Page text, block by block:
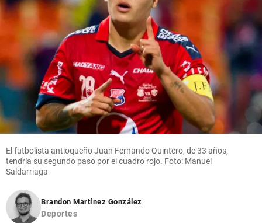
El futbolista antioqueño Juan Fernando Quintero, de 33 años,
tendría su segundo paso por el cuadro rojo. Foto: Manuel
Saldarriaga
Brandon Martínez González
Deportes